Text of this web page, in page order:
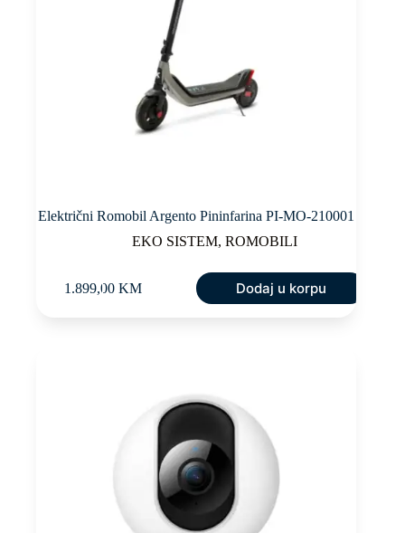
Električni Romobil Argento Pininfarina PI-MO-210001
EKO SISTEM, ROMOBILI
1.899,00 KM Dodaj u korpu